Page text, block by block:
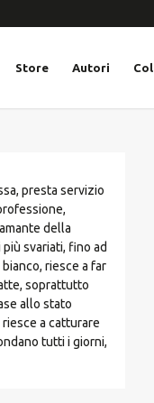
Store Autori
presta servizio
della
svariati, fino ad
riesce a far
soprattutto
allo stato
riesce a catturare
tutti i giorni,